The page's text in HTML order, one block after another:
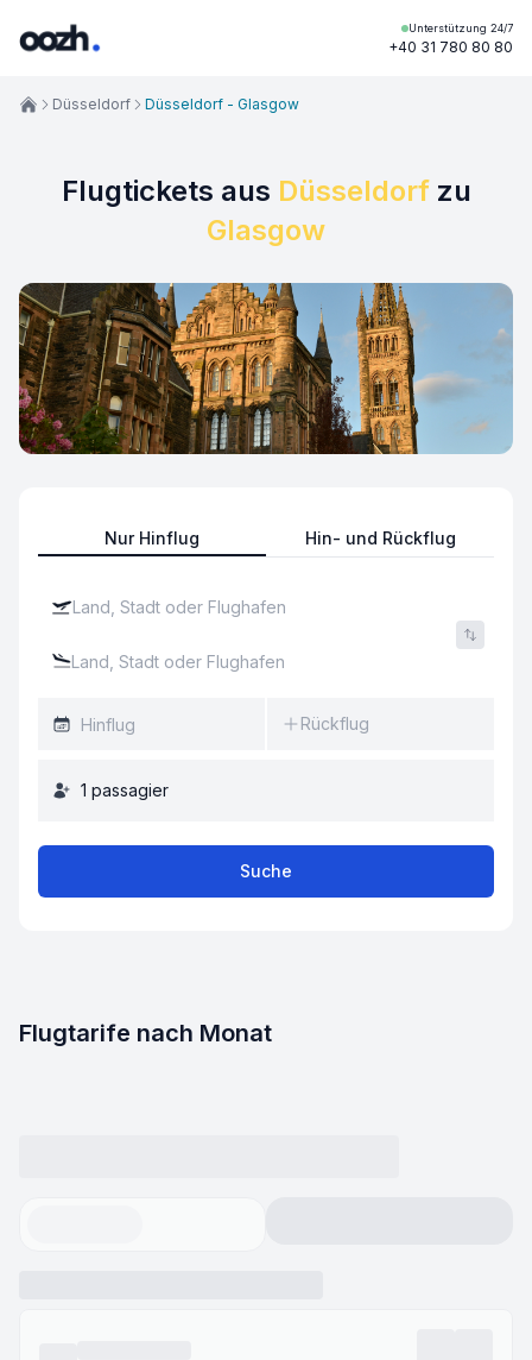
Unterstützung 24/7
+40 31 780 80 80
Flugtickets aus Düsseldorfzu
Glasgow
Nur Hinflug Hin- und Rückflug
Rückflug
1 passagier
Suche
Düsseldorf Düsseldorf - Glasgow
Flugtarife nach Monat